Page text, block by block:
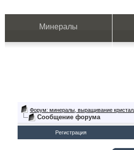
Минералы
Форум: минералы, выращивание
Сообщение форума
Регистрация